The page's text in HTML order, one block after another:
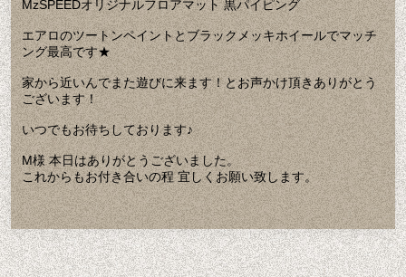
MzSPEEDオリジナルフロアマット 黒パイピング
エアロのツートンペイントとブラックメッキホイールでマッチ
ング最高です★
家から近いんでまた遊びに来ます！とお声かけ頂きありがとう
ございます！
いつでもお待ちしております♪
M様 本日はありがとうございました。
これからもお付き合いの程 宜しくお願い致します。